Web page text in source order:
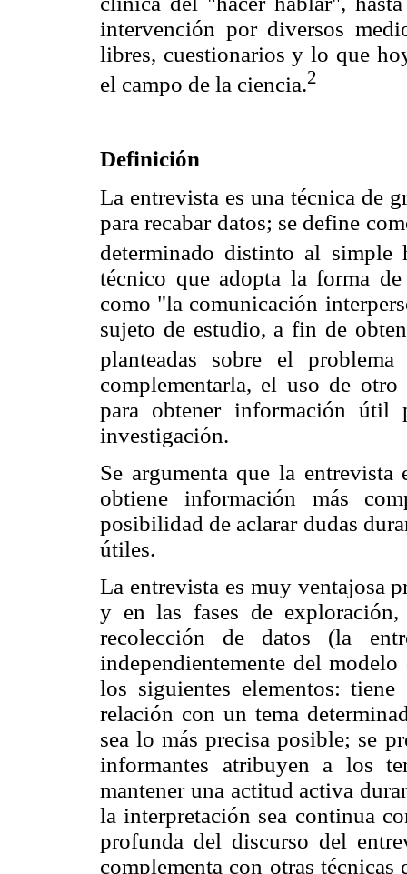
intervención por diversos
libres, cuestionarios y lo que
el campo de la ciencia.2
Definición
La entrevista es una técnica de
para recabar datos; se define
determinado distinto al simple
técnico que adopta la forma
como "la comunicación
sujeto de estudio, a fin de
planteadas sobre el problema
complementarla, el uso de
para obtener información útil
investigación.
Se argumenta que la
obtiene información más
posibilidad de aclarar dudas
útiles.
La entrevista es muy ventajosa
y en las fases de
recolección de datos (la
independientemente del
los siguientes elementos:
relación con un tema
sea lo más precisa posible; se
informantes atribuyen a los
mantener una actitud activa
la interpretación sea continua
profunda del discurso del
complementa con otras técnicas